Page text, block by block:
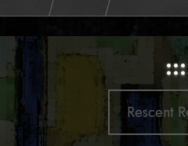
:::
Rescent